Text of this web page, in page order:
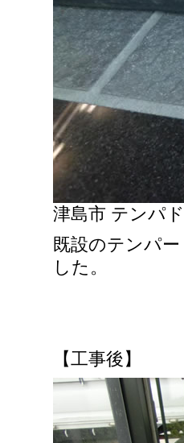
津島市 テンパ
既設のテンパ
した。
【工事後】